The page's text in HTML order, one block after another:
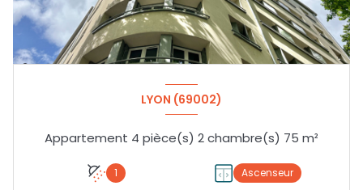
LYON (69002)
Appartement 4 pièce(s) 2 chambre(s) 75 m²
1 Ascenseur